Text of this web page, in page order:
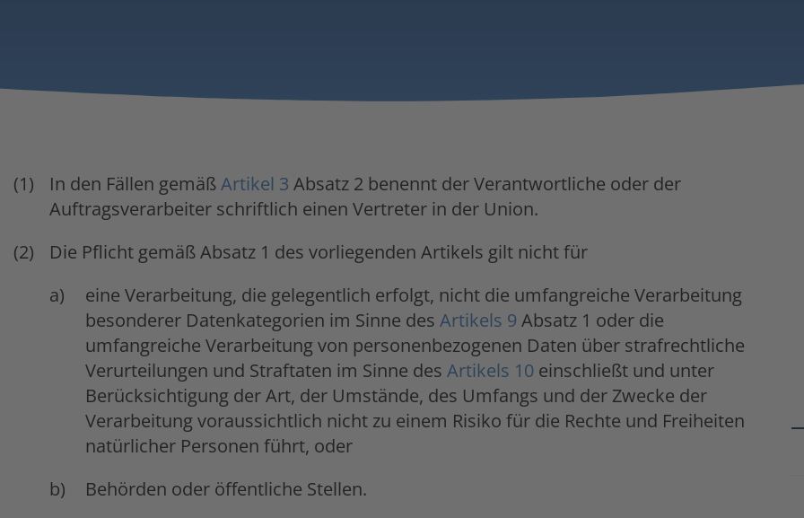
In den Fällen gemäßArtikel 3 Absatz 2 benennt der Verantwortliche oder der
Auftragsverarbeiter schriftlich einen Vertreter in der Union.
Die Pflicht gemäß Absatz 1 des vorliegenden Artikels gilt nicht für
eine Verarbeitung, die gelegentlich erfolgt, nicht die umfangreiche Verarbeitung
besonderer Datenkategorien im Sinne des Artikels 9 Absatz 1 oder die
umfangreiche Verarbeitung von personenbezogenen Daten über strafrechtliche
Verurteilungen und Straftaten im Sinne des Artikels 10 einschließt und unter
Berücksichtigung der Art, der Umstände, des Umfangs und der Zwecke der
Verarbeitung voraussichtlich nicht zu einem Risiko für die Rechte und Freiheiten
natürlicher Personen führt, oder
Behörden oder öffentliche Stellen.